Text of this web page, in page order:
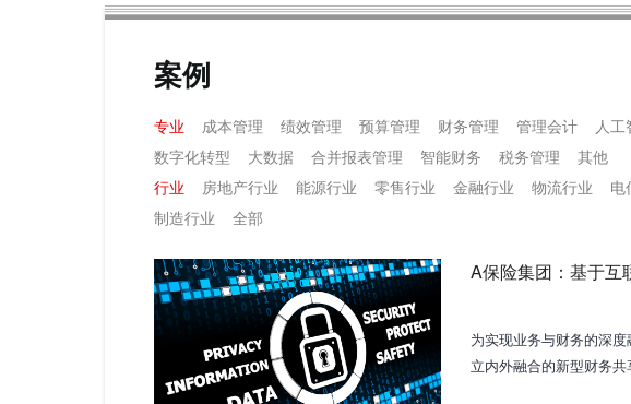
案例
专业 成本管理 绩效管理 预算管理 财务管理 管理会计 人工
数字化转型
大数据 合并报表管理 智能财务 税务管理
其他
行业
房地产行业 能源行业 零售行业 金融行业 物流行业 电
制造行业
全部
A保险集团：基于互
为实现业务与财务的深
立内外融合的新型财务